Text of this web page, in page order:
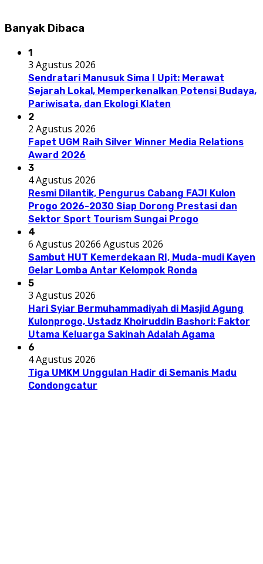
Banyak Dibaca
1
3 Agustus 2026
Sendratari Manusuk Sima I Upit: Merawat
Sejarah Lokal, Memperkenalkan Potensi Budaya,
Pariwisata, dan Ekologi Klaten
2
2 Agustus 2026
Fapet UGM Raih Silver Winner Media Relations
Award 2026
3
4 Agustus 2026
Resmi Dilantik, Pengurus Cabang FAJI Kulon
Progo 2026-2030 Siap Dorong Prestasi dan
Sektor Sport Tourism Sungai Progo
4
6 Agustus 20266 Agustus 2026
Sambut HUT Kemerdekaan RI, Muda-mudi Kayen
Gelar Lomba Antar Kelompok Ronda
5
3 Agustus 2026
Hari Syiar Bermuhammadiyah di Masjid Agung
Kulonprogo, Ustadz Khoiruddin Bashori: Faktor
Utama Keluarga Sakinah Adalah Agama
6
4 Agustus 2026
Tiga UMKM Unggulan Hadir di Semanis Madu
Condongcatur